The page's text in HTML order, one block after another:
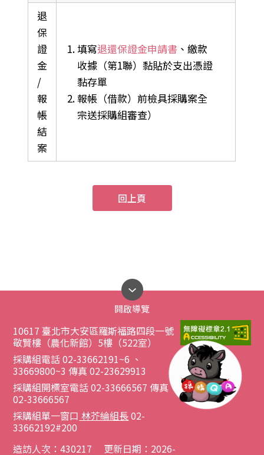
退
保
證
金
/
報
帳
結
案
填寫退還保證金申請書 、繳款
收據（第1聯）黏貼於支出憑證
黏存單
報帳（借款）前檢具採購案全
宗送採購組審查）
回上頁
開啟導覽
10617 臺北市大安區羅斯福路四段一號
敬賢樓（農化新館）5樓（522室）
採購組電話 02-33662191~6 、
33669800~3 傳真 02-23629913
採購組開標室電話 02-33666567 傳真
02-33666567
採購組單一窗口 林芥綸組長02-
33662192#200
造訪人次：430217
更新日期：2026-